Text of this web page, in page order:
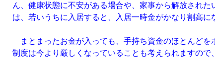
ん、健康状態に不安がある場合や、家事から解放され
は、若いうちに入居すると、入居一時金がかなり割高に
まとまったお金が入っても、手持ち資金のほとんどを
制度は今より厳しくなっていることも考えられますの